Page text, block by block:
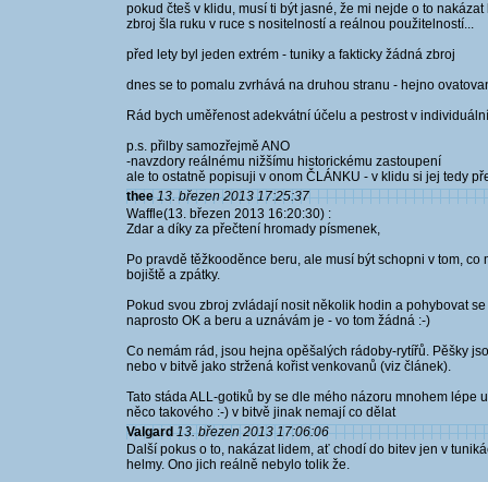
pokud čteš v klidu, musí ti být jasné, že mi nejde o to
zbroj šla ruku v ruce s nositelností a reálnou použitelností...
před lety byl jeden extrém - tuniky a fakticky žádná zbroj
dnes se to pomalu zvrhává na druhou stranu - hejno
Rád bych uměřenost adekvátní účelu a pestrost v
p.s. přilby samozřejmě ANO
-navzdory reálnému nižšímu historickému zastoupení
ale to ostatně popisuji v onom ČLÁNKU - v klidu si jej tedy
thee 13. březen 2013 17:25:37
Waffle(13. březen 2013 16:20:30) :
Zdar a díky za přečtení hromady písmenek,
Po pravdě těžkooděnce beru, ale musí být schopni v tom,
bojiště a zpátky.
Pokud svou zbroj zvládají nosit několik hodin a pohybovat
naprosto OK a beru a uznávám je - vo tom žádná :-)
Co nemám rád, jsou hejna opěšalých rádoby-rytířů. Pěšky
nebo v bitvě jako stržená kořist venkovanů (viz článek).
Tato stáda ALL-gotiků by se dle mého názoru mnohem lépe
něco takového :-) v bitvě jinak nemají co dělat
Valgard 13. březen 2013 17:06:06
Další pokus o to, nakázat lidem, ať chodí do bitev jen v
helmy. Ono jich reálně nebylo tolik že.